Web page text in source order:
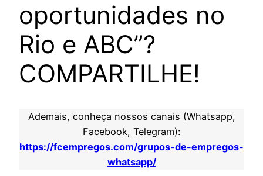
oportunidades no
Rio e ABC”?
COMPARTILHE!
Ademais, conheça nossos canais (Whatsapp,
Facebook, Telegram):
https://fcempregos.com/grupos-de-empregos-
whatsapp/